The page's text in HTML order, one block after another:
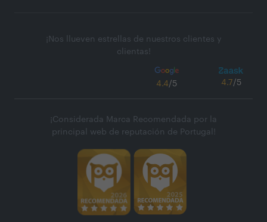
¡Nos llueven estrellas de nuestros clientes y
clientas!
4.4/5 4.7/5
¡Considerada Marca Recomendada por la
principal web de reputación de Portugal!